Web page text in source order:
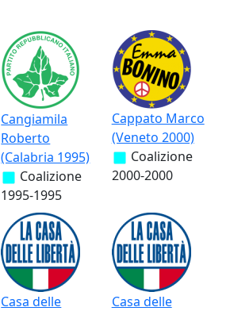
Cangiamila
Roberto
(Calabria 1995)
Coalizione
1995-1995
Cappato Marco
(Veneto 2000)
Coalizione
2000-2000
Casa delle
Casa delle